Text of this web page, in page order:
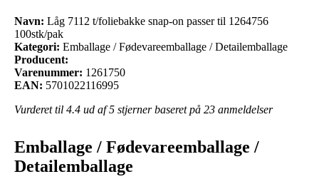
Navn: Låg 7112 t/foliebakke snap-on passer til 1264756
100stk/pak
Kategori: Emballage / Fødevareemballage / Detailemballage
Producent:
Varenummer: 1261750
EAN: 5701022116995
Vurderet til 4.4 ud af 5 stjerner baseret på 23 anmeldelser
Emballage / Fødevareemballage /
Detailemballage